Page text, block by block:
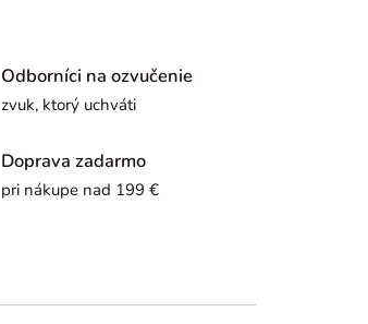
Odborníci na ozvučenie
zvuk, ktorý uchváti
Doprava zadarmo
pri nákupe nad 199 €